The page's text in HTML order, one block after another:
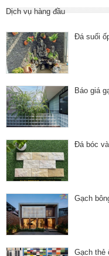
Dịch vụ hàng đầu
Đá suối
Báo giá
Đá bóc
Gạch
Gạch thẻ